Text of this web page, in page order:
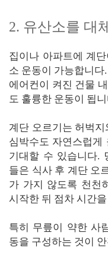
2. 유산소를 대
집이나 아파트에 계
소 운동이 가능합니다
에어컨이 켜진 건물
도 훌륭한 운동이 됩
계단 오르기는 허벅
심박수도 자연스럽게
기대할 수 있습니다.
들은 식사 후 계단 오
가 가지 않도록 천천
시작한 뒤 점차 시간
특히 무릎이 약한 사
동을 구성하는 것이